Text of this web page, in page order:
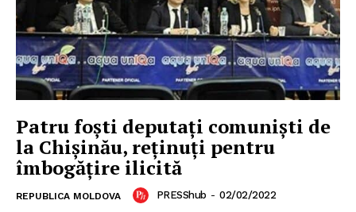
Patru foști deputați comuniști de
la Chișinău, reținuți pentru
îmbogățire ilicită
REPUBLICA MOLDOVA PRESShub - 02/02/2022